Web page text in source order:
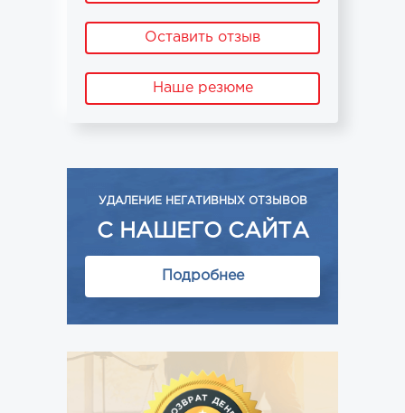
Оставить отзыв
Наше резюме
УДАЛЕНИЕ НЕГАТИВНЫХ ОТЗЫВОВ
С НАШЕГО САЙТА
Подробнее